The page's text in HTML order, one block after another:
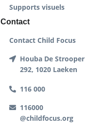
Supports visuels
Contact
Contact Child Focus
Houba De Strooper
292, 1020 Laeken
116 000
116000
@childfocus.org